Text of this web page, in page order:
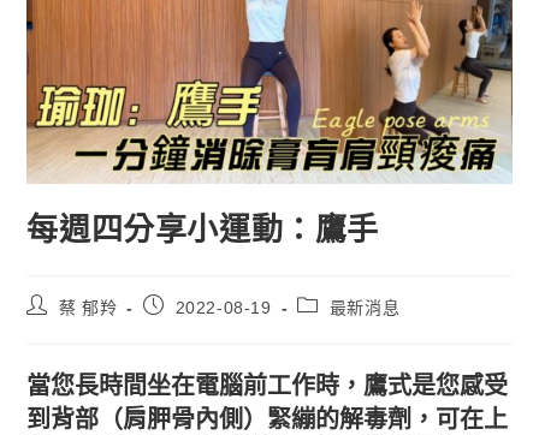
每週四分享小運動：鷹手
蔡 郁羚 2022-08-19 最新消息
當您長時間坐在電腦前工作時，鷹式是您感受
到背部（肩胛骨內側）緊繃的解毒劑，可在上